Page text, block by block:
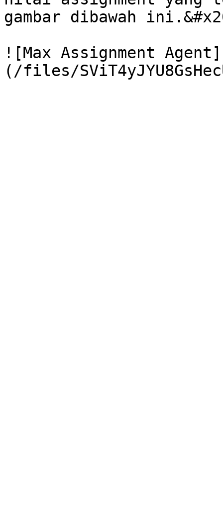
gambar dibawah
![Max Assignment Agent]